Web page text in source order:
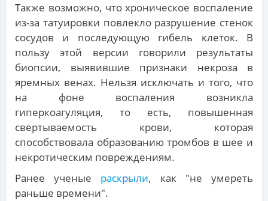
Также возможно, что хроническое воспаление
из-за татуировки повлекло разрушение стенок
сосудов и последующую гибель клеток. В
пользу этой версии говорили результаты
биопсии, выявившие признаки некроза в
яремных венах. Нельзя исключать и того, что
на фоне воспаления возникла
гиперкоагуляция, то есть, повышенная
свертываемость крови, которая
способствовала образованию тромбов в шее и
некротическим повреждениям.
Ранее ученые раскрыли, как "не умереть
раньше времени".